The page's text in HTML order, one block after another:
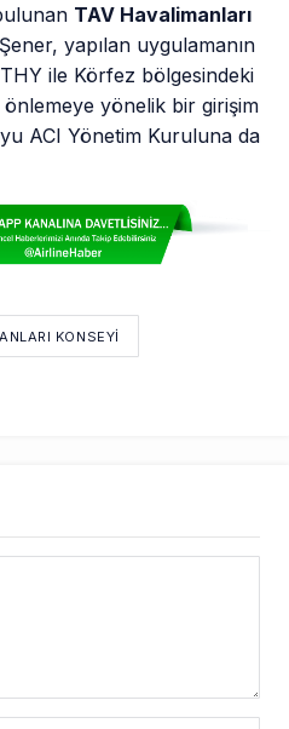
TAV Havalimanları
yapılan uygulamanın
ile Körfez bölgesindeki
önlemeye yönelik bir girişim
ACI Yönetim Kuruluna da
KONSEYI